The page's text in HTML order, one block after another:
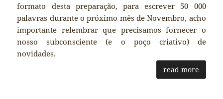
formato desta preparação, para escrever 50 000
palavras durante o próximo mês de Novembro, acho
importante relembrar que precisamos fornecer o
nosso subconsciente (e o poço criativo) de
novidades.
read more